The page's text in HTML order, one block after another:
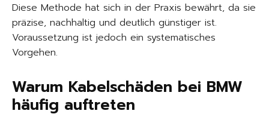
Diese Methode hat sich in der Praxis bewährt, da sie
präzise, nachhaltig und deutlich günstiger ist.
Voraussetzung ist jedoch ein systematisches
Vorgehen.
Warum Kabelschäden bei BMW
häufig auftreten